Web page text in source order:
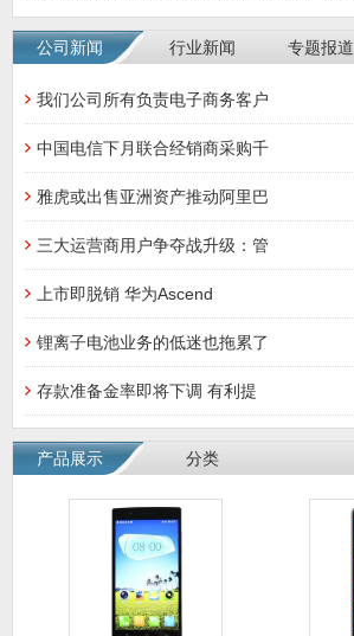
公司新闻 行业新闻 专题报道
我们公司所有负责电子商务客户
中国电信下月联合经销商采购千
雅虎或出售亚洲资产推动阿里巴
三大运营商用户争夺战升级：管
上市即脱销 华为Ascend
锂离子电池业务的低迷也拖累了
存款准备金率即将下调 有利提
产品展示 分类